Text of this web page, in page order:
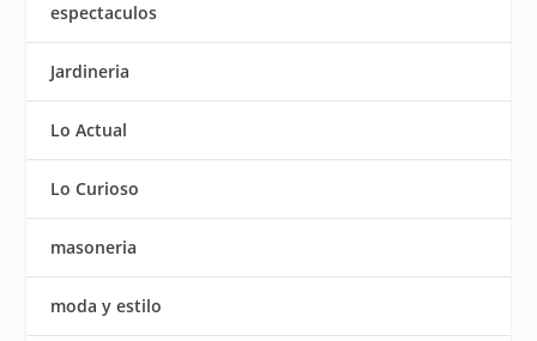
espectaculos
Jardineria
Lo Actual
Lo Curioso
masoneria
moda y estilo